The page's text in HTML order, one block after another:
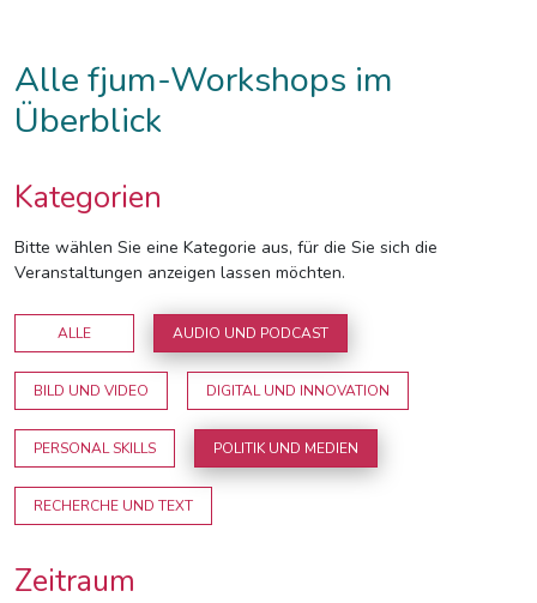
Alle fjum-Workshops im
Überblick
Kategorien
Bitte wählen Sie eine Kategorie aus, für die Sie sich die
Veranstaltungen anzeigen lassen möchten.
ALLE AUDIO UND PODCAST
BILD UND VIDEO DIGITAL UND INNOVATION
PERSONAL SKILLS POLITIK UND MEDIEN
RECHERCHE UND TEXT
Zeitraum